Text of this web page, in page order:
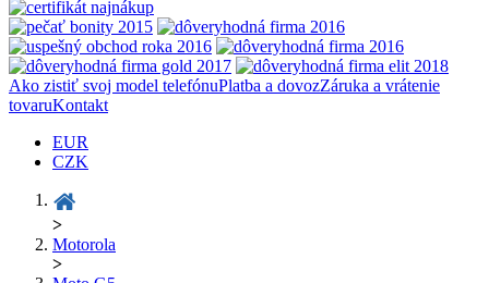
Ako zistiť svoj model telefónuPlatba a dovozZáruka a vrátenie
tovaruKontakt
EUR
CZK
>
Motorola
>